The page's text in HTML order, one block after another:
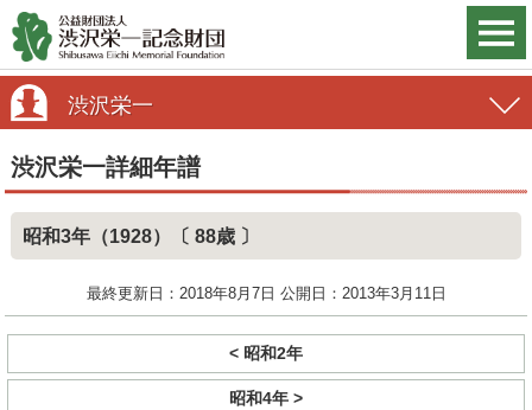
渋沢栄一
渋沢栄一詳細年譜
昭和3年（1928）〔 88歳 〕
最終更新日：2018年8月7日 公開日：2013年3月11日
< 昭和2年
昭和4年 >